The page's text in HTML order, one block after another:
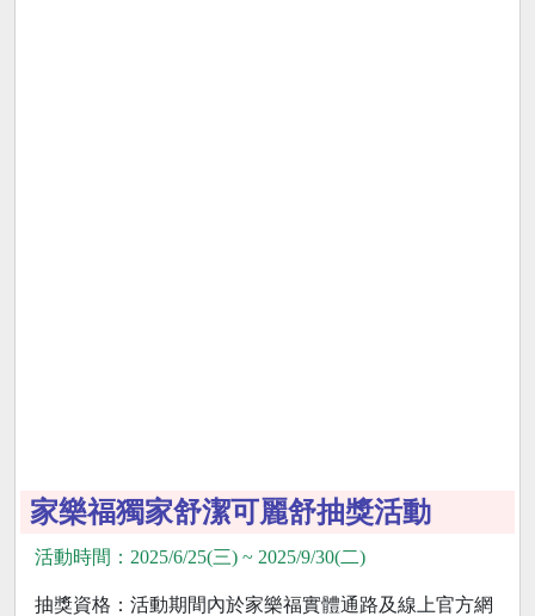
家樂福獨家舒潔可麗舒抽獎活動
活動時間：2025/6/25(三) ~ 2025/9/30(二)
抽獎資格：活動期間內於家樂福實體通路及線上官方網